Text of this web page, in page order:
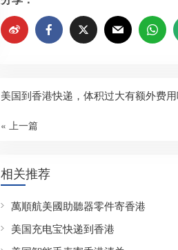
美国到香港快递，体积过大有额外费用
« 上一篇
相关推荐
萬順航美國助聽器零件寄香港
美国充电宝快递到香港